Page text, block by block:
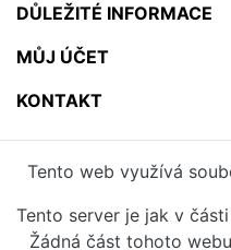
DŮLEŽITÉ INFORMACE
MŮJ ÚČET
KONTAKT
Tento web využívá
Tento server je jak v
Žádná část tohoto